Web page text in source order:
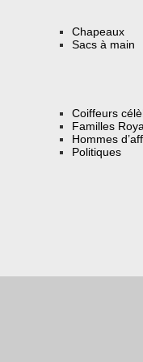
Chapeaux
Sacs à main
Coiffeurs
Familles
Hommes
Politiques